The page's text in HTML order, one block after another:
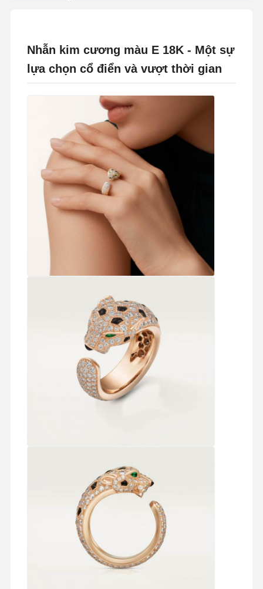
Sản Phẩm Video
Nhẫn kim cương màu E 18K - Một sự
lựa chọn cổ điển và vượt thời gian